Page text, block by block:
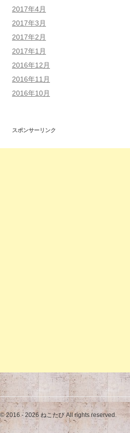
2017年4月
2017年3月
2017年2月
2017年1月
2016年12月
2016年11月
2016年10月
スポンサーリンク
© 2016 - 2026 ねこたび All rights reserved.